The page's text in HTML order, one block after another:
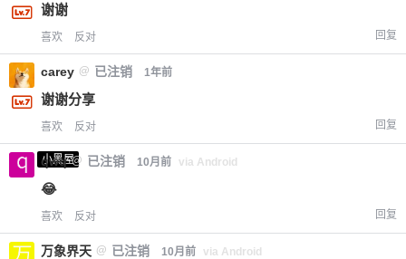
谢谢
喜欢 反对 回复
carey @ 已注销 1年前
谢谢分享
喜欢 反对 回复
小黑屋
qwq @ 已注销 10月前 via Android
😂
喜欢 反对 回复
万象界天 @ 已注销 10月前 via Android